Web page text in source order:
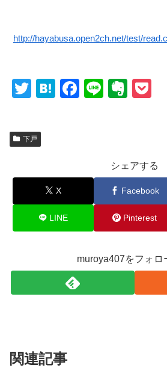
http://hayabusa.open2ch.net/test/
T
tt
er
H
F
o
o
Li
E
ot
e
下戸
シェアする
X Facebook
LINE Pinterest
muroya407をフォロ
関連記事